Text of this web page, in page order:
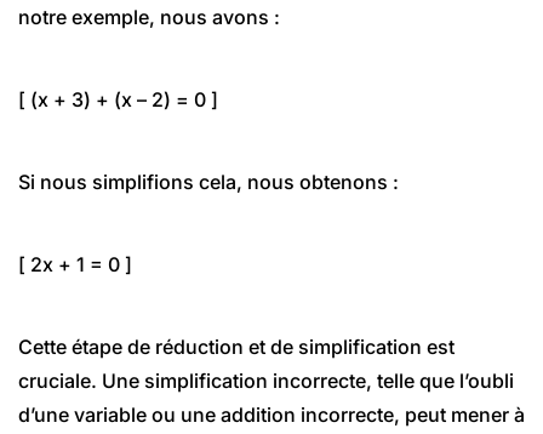
notre exemple, nous avons :
[ (x + 3) + (x – 2) = 0 ]
Si nous simplifions cela, nous obtenons :
[ 2x + 1 = 0 ]
Cette étape de réduction et de simplification est
cruciale. Une simplification incorrecte, telle que l’oubli
d’une variable ou une addition incorrecte, peut mener à